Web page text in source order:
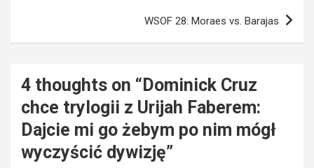
WSOF 28: Moraes vs. Barajas
4 thoughts on “ Dominick Cruz
chce trylogii z Urijah Faberem:
Dajcie mi go żebym po nim mógł
wyczyścić dywizję”